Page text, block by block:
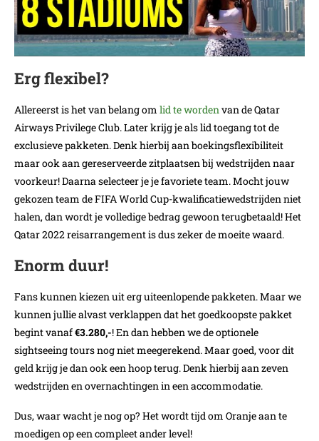
Erg flexibel?
Allereerst is het van belang om lid te worden van de Qatar
Airways Privilege Club. Later krijg je als lid toegang tot de
exclusieve pakketen. Denk hierbij aan boekingsflexibiliteit
maar ook aan gereserveerde zitplaatsen bij wedstrijden naar
voorkeur! Daarna selecteer je je favoriete team. Mocht jouw
gekozen team de FIFA World Cup-kwalificatiewedstrijden niet
halen, dan wordt je volledige bedrag gewoon terugbetaald! Het
Qatar 2022 reisarrangement is dus zeker de moeite waard.
Enorm duur!
Fans kunnen kiezen uit erg uiteenlopende pakketen. Maar we
kunnen jullie alvast verklappen dat het goedkoopste pakket
begint vanaf€3.280,-! En dan hebben we de optionele
sightseeing tours nog niet meegerekend. Maar goed, voor dit
geld krijg je dan ook een hoop terug. Denk hierbij aan zeven
wedstrijden en overnachtingen in een accommodatie.
Dus, waar wacht je nog op? Het wordt tijd om Oranje aan te
moedigen op een compleet ander level!